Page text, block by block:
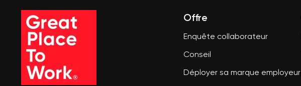
Offre
Enquête collaborateur
Conseil
Déployer sa marque employeur